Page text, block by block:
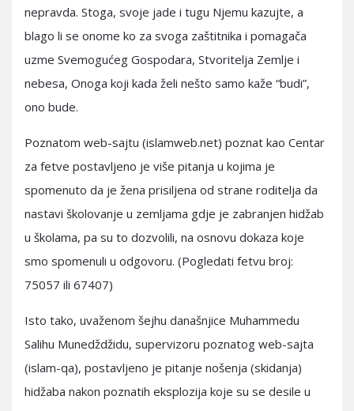
nepravda. Stoga, svoje jade i tugu Njemu kazujte, a
blago li se onome ko za svoga zaštitnika i pomagača
uzme Svemogućeg Gospodara, Stvoritelja Zemlje i
nebesa, Onoga koji kada želi nešto samo kaže “budi”,
ono bude.
Poznatom web-sajtu (islamweb.net) poznat kao Centar
za fetve postavljeno je više pitanja u kojima je
spomenuto da je žena prisiljena od strane roditelja da
nastavi školovanje u zemljama gdje je zabranjen hidžab
u školama, pa su to dozvolili, na osnovu dokaza koje
smo spomenuli u odgovoru. (Pogledati fetvu broj:
75057 ili 67407)
Isto tako, uvaženom šejhu današnjice Muhammedu
Salihu Munedždžidu, supervizoru poznatog web-sajta
(islam-qa), postavljeno je pitanje nošenja (skidanja)
hidžaba nakon poznatih eksplozija koje su se desile u